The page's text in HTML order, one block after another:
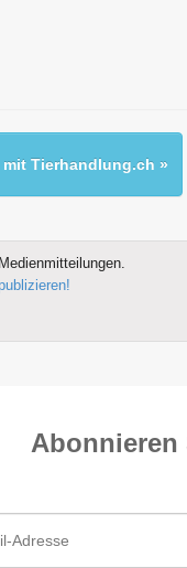
mit Tierhandlung.ch »
Abonnieren